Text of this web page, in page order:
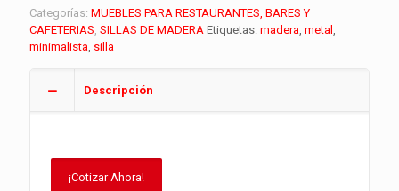
Categorías: MUEBLES PARA RESTAURANTES, BARES Y
CAFETERIAS, SILLAS DE MADERA Etiquetas: madera, metal ,
minimalista, silla
Descripción
¡Cotizar Ahora!